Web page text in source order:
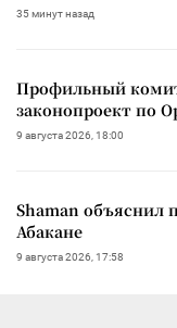
35 минут назад
Профильный
законопроект по
9 августа 2026, 18:00
Shaman объяснил
Абакане
9 августа 2026, 17:58